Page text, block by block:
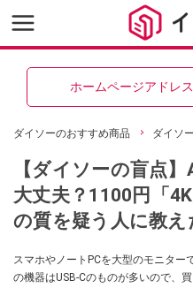
ホームページアドレ
ダイソーのおすすめ商品 ダイソ
【ダイソーの盲点
大丈夫？1100円「
の質を疑う人に教え
スマホやノートPCを大型のモニター
の機器はUSB-Cのものが多いので、